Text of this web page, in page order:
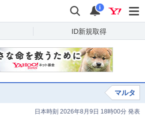
検索 通知
i
ID新規取得
マルタ
日本時刻 2026年8月9日 18時00分 発表